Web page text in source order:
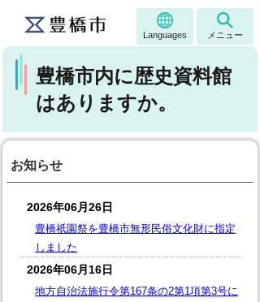
Languages メニュー
豊橋市内に歴史資料館
はありますか。
お知らせ
2026年06月26日
豊橋祇園祭を豊橋市無形民俗文化財に指定
しました
2026年06月16日
地方自治法施行令第167条の2第1項第3号に